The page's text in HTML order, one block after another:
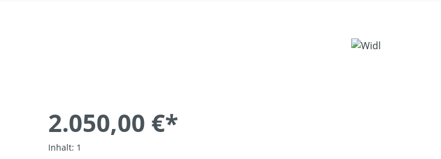
2.050,00 €*
Inhalt: 1